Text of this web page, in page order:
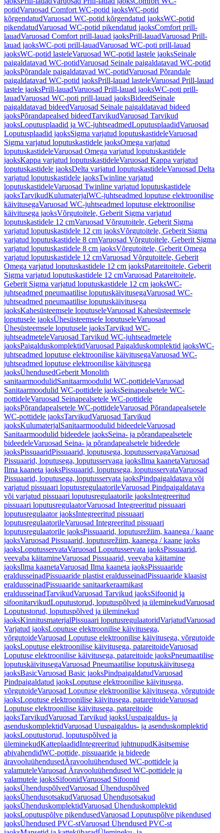
potidVaruosad Comfort WC-potid jaoksWC-potid
kõrgendatudVaruosad WC-potid kõrgendatud jaoksWC-potid
pikendatudVaruosad WC-potid pikendatud jaoksComfort prill-
lauadVaruosad Comfort prill-lauad jaoksPrill-lauadVaruosad Prill-
lauad jaoksWC-poti prill-lauadVaruosad WC-poti prill-lauad
jaoksWC-potid lasteleVaruosad WC-potid lastele jaoksSeinale
paigaldatavad WC-potidVaruosad Seinale paigaldatavad WC-potid
jaoksPõrandale paigaldatavad WC-potidVaruosad Põrandale
paigaldatavad WC-potid jaoksPrill-lauad lasteleVaruosad Prill-lauad
lastele jaoksPrill-lauadVaruosad Prill-lauad jaoksWC-poti prill-
lauadVaruosad WC-poti prill-lauad jaoksBideedSeinale
paigaldatavad bideedVaruosad Seinale paigaldatavad bideed
jaoksPõrandapealsed bideedTarvikudVaruosad Tarvikud
jaoksLoputusplaadid ja WC-juhtseadmedLoputusplaadidVaruosad
Loputusplaadid jaoksSigma varjatud loputuskastideleVaruosad
Sigma varjatud loputuskastidele jaoksOmega varjatud
loputuskastideleVaruosad Omega varjatud loputuskastidele
jaoksKappa varjatud loputuskastideleVaruosad Kappa varjatud
loputuskastidele jaoksDelta varjatud loputuskastideleVaruosad Delta
varjatud loputuskastidele jaoksTwinline varjatud
loputuskastideleVaruosad Twinline varjatud loputuskastidele
jaoksTarvikudKulumaterjalWC-juhtseadmed loputuse elektroonilise
käivitusegaVaruosad WC-juhtseadmed loputuse elektroonilise
käivitusega jaoksVõrgutoitele, Geberit Sigma varjatud
loputuskastidele 12 cmVaruosad Võrgutoitele, Geberit Sigma
varjatud loputuskastidele 12 cm jaoksVõrgutoitele, Geberit Sigma
varjatud loputuskastidele 8 cmVaruosad Võrgutoitele, Geberit Sigma
varjatud loputuskastidele 8 cm jaoksVõrgutoitele, Geberit Omega
varjatud loputuskastidele 12 cmVaruosad Võrgutoitele, Geberit
Omega varjatud loputuskastidele 12 cm jaoksPatareitoitele, Geberit
Sigma varjatud loputuskastidele 12 cmVaruosad Patareitoitele,
Geberit Sigma varjatud loputuskastidele 12 cm jaoksWC-
juhtseadmed pneumaatilise loputuskäivitusegaVaruosad WC-
juhtseadmed pneumaatilise loputuskäivitusega
jaoksKahesüsteemsele loputuseleVaruosad Kahesüsteemsele
loputusele jaoksÜhesüsteemsele loputuseleVaruosad
Ühesüsteemsele loputusele jaoksTarvikud WC-
juhtseadmeteleVaruosad Tarvikud WC-juhtseadmetele
jaoksPaigalduskomplektidVaruosad Paigalduskomplektid jaoksWC-
juhtseadmed loputuse elektroonilise käivitusegaVaruosad WC-
juhtseadmed loputuse elektroonilise käivitusega
jaoksÜhendusedGeberit Monolith
sanitaarmoodulidSanitaarmoodulid WC-pottideleVaruosad
Sanitaarmoodulid WC-pottidele jaoksSeinapealsetele WC-
pottideleVaruosad Seinapealsetele WC-pottidele
jaoksPõrandapealsetele WC-pottideleVaruosad Põrandapealsetele
WC-pottidele jaoksTarvikudVaruosad Tarvikud
jaoksKulumaterjalSanitaarmoodulid bideedeleVaruosad
Sanitaarmoodulid bideedele jaoksSeina- ja põrandapealsetele
bideedeleVaruosad Seina- ja põrandapealsetele bideedele
jaoksPissuaaridPissuaarid, loputusega, loputusservagaVaruosad
Pissuaarid, loputusega, loputusservaga jaoksIlma kaanetaVaruosad
Ilma kaaneta jaoksPissuaarid, loputusega, loputusservataVaruosad
Pissuaarid, loputusega, loputusservata jaoksPindpaigaldatava või
varjatud pissuaari loputusregulaatorileVaruosad Pindpaigaldatava
või varjatud pissuaari loputusregulaatorile jaoksIntegreeritud
pissuaari loputusregulaatorVaruosad Integreeritud pissuaari
loputusregulaator jaoksIntegreeritud pissuaari
loputusregulaatorileVaruosad Integreeritud pissuaari
loputusregulaatorile jaoksPissuaarid, loputusrežiim, kaanega / kaane
jaoksVaruosad Pissuaarid, loputusrežiim, kaanega / kaane jaoks
jaoksLoputusservataVaruosad Loputusservata jaoksPissuaarid,
veevaba käitamineVaruosad Pissuaarid, veevaba käitamine
jaoksIlma kaanetaVaruosad Ilma kaaneta jaoksPissuaaride
eraldusseinadPissuaaride plastist eraldusseinadPissuaaride klaasist
eraldusseinadPissuaaride sanitaarkeraamikast
eraldusseinadTarvikudVaruosad Tarvikud jaoksSifoonid ja
sifoonitarvikudLoputustorud, loputuspõlved ja üleminekudVaruosad
Loputustorud, loputuspõlved ja üleminekud
jaoksKinnitusmaterjalPissuaari loputusregulaatoridVarjatudVaruosad
Varjatud jaoksLoputuse elektroonilise käivitusega,
võrgutoideVaruosad Loputuse elektroonilise käivitusega, võrgutoide
jaoksLoputuse elektroonilise käivitusega, patareitoideVaruosad
Loputuse elektroonilise käivitusega, patareitoide jaoksPneumaatilise
loputuskäivitusegaVaruosad Pneumaatilise loputuskäivitusega
jaoksBasicVaruosad Basic jaoksPindpaigaldatudVaruosad
Pindpaigaldatud jaoksLoputuse elektroonilise käivitusega,
võrgutoideVaruosad Loputuse elektroonilise käivitusega, võrgutoide
jaoksLoputuse elektroonilise käivitusega, patareitoideVaruosad
Loputuse elektroonilise käivitusega, patareitoide
jaoksTarvikudVaruosad Tarvikud jaoksUuspaigaldus- ja
asenduskomplektidVaruosad Uuspaigaldus- ja asenduskomplektid
jaoksLoputustorud, loputuspõlved ja
üleminekudKatteplaadidIntegreeritud juhtnupudKäsitsemise
abivahendidWC-pottide, pissuaaride ja bideede
äravooluühendusedÄravooluühendused WC-pottidele ja
valamuteleVaruosad Äravooluühendused WC-pottidele ja
valamutele jaoksSifoonidVaruosad Sifoonid
jaoksÜhenduspõlvedVaruosad Ühenduspõlved
jaoksÜhendusotsakudVaruosad Ühendusotsakud
jaoksÜhenduskomplektidVaruosad Ühenduskomplektid
jaoksLoputuspõlve pikendusedVaruosad Loputuspõlve pikendused
jaoksÜhendused PVC-stVaruosad Ühendused PVC-st